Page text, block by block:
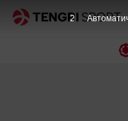
2